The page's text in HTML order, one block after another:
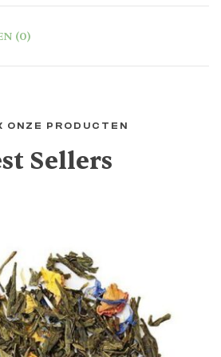
(0)
ONZE PRODUCTEN
Sellers